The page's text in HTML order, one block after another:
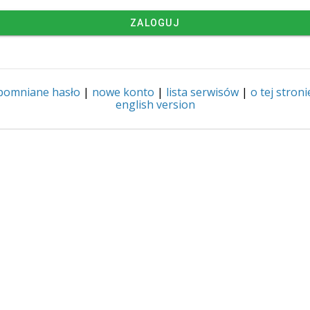
ZALOGUJ
hasło | nowe konto | lista serwisów | o tej
english version